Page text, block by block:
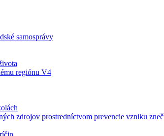
samosprávy
regiónu V4
zdrojov prostredníctvom prevencie vzniku